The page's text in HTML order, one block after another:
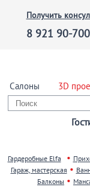
Получить
8 921 90-
Салоны 3D
Гардеробные Elfa •
Гараж, мастерская •
Балконы •